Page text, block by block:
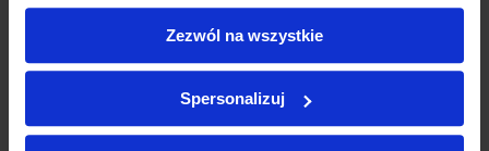
Zezwól na wszystkie
Spersonalizuj
Jej największe atuty to:
łatwość założenia - dosłownie w kilka sekund
kończyn, jako opatrunek uciskowy, jako bandaż elastyczny itd.
Idealnie sprawdza się jako opatrunek uciskowy przy